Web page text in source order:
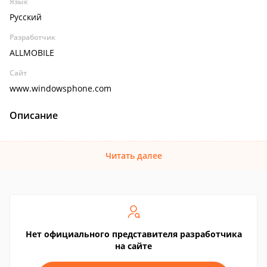
Русский
Разработчик
ALLMOBILE
Сайт
www.windowsphone.com
Описание
Читать далее
Нет официального представителя разработчика
на сайте